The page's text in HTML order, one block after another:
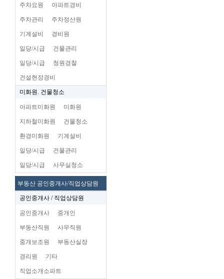
주차요원 아파트경비
주차관리 주차정산원
기계설비 경비원
일당/시급 건물관리
일당/시급 청원경찰
건설현장경비
미화원. 건물청소
아파트미화원 미화원
지하철미화원 건물청소
환경미화원 기계설비
일당/시급 건물관리
일당/시급 사무실청소
부동산 공인중개사/직업상담원
공인중개사 / 직업상담원
공인중개사 중개인
부동산직원 사무직원
중개보조원 부동산실장
경리원 기타
직업소개소파트